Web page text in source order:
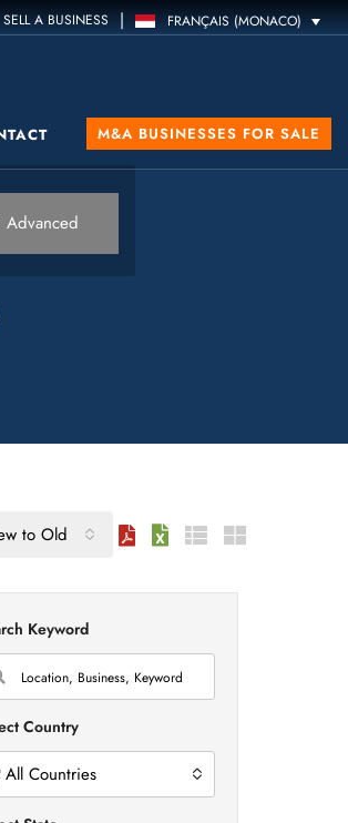
SELL A BUSINESS | FRANÇAIS (MONACO)
M&A BUSINESSES FOR SALE
Advanced
to Old
Keyword
Country
All Countries